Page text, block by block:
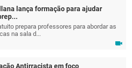
lança formação para ajudar
prepara professores para abordar as
na sala d...
Antirracista em foco